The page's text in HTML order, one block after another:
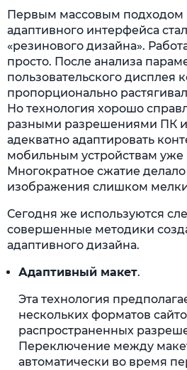
Первым массовым подходом
адаптивного интерфейса
«резинового дизайна».
просто. После анализа
пользовательского дисплея
пропорционально
Но технология хорошо
разными разрешениями ПК и
адекватно адаптировать
мобильным устройствам уже
Многократное сжатие делало
изображения слишком
Сегодня же используются
совершенные методики
адаптивного дизайна.
Адаптивный макет.
Эта технология
нескольких форматов
распространенных
Переключение между
автоматически во время